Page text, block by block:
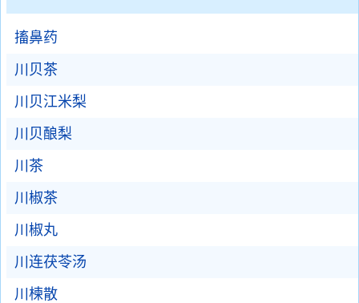
搐鼻药
川贝茶
川贝江米梨
川贝酿梨
川茶
川椒茶
川椒丸
川连茯苓汤
川楝散